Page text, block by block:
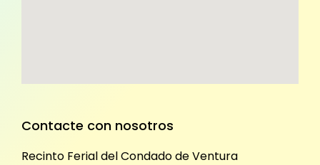
Contacte con nosotros
Recinto Ferial del Condado de Ventura